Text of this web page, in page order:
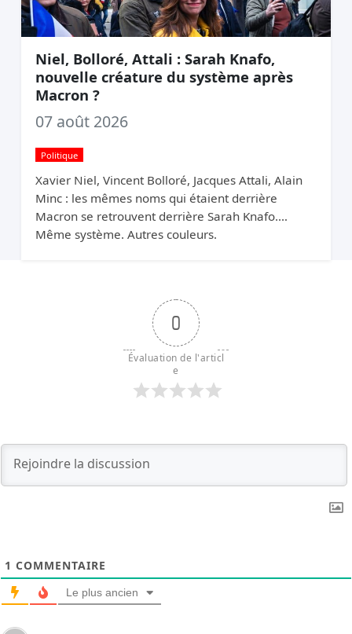
Niel, Bolloré, Attali : Sarah Knafo,
nouvelle créature du système après
Macron ?
07 août 2026
Politique
Xavier Niel, Vincent Bolloré, Jacques Attali, Alain
Minc : les mêmes noms qui étaient derrière
Macron se retrouvent derrière Sarah Knafo.
Même système. Autres couleurs.
0
Évaluation de l'articl
e
1 COMMENTAIRE
Le plus ancien